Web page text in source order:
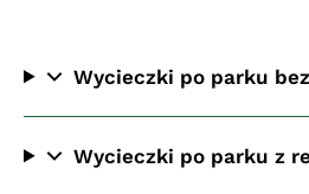
Wycieczki po parku
Wycieczki po parku z